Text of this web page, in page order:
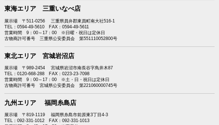
東海エリア 三重いなべ店
展示場 〒511-0256 三重県員弁郡東員町南大社516-1
TEL：0594-49-5610 FAX：0594-49-5611
営業時間 9：00～17：00 ※日曜・祝日は定休日
古物商許可番号 三重県公安委員会 第551110052800号
東北エリア 宮城岩沼店
展示場 〒989-2454 宮城県岩沼市南長谷字鳥井木87
TEL：0120-668-288 FAX：0223-23-7098
営業時間 9：00～17：00 ※土・日・祝日は定休日
古物商許可番号 宮城県公安委員会 第221060000745号
九州エリア 福岡糸島店
展示場 〒819-1119 福岡県糸島市前原東3丁目4-3
TEL：092-331-1012 FAX：092-331-1013